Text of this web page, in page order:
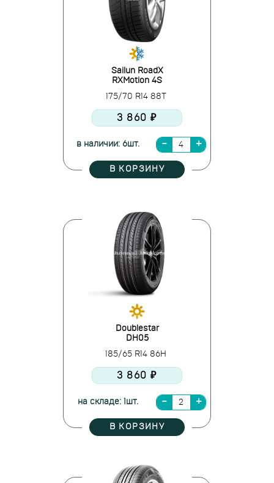
Sailun RoadX
RXMotion 4S
175/70 R14 88T
3 860 ₽
в наличии: 6шт.
В КОРЗИНУ
Doublestar
DH05
185/65 R14 86H
3 860 ₽
на складе: 1шт.
В КОРЗИНУ